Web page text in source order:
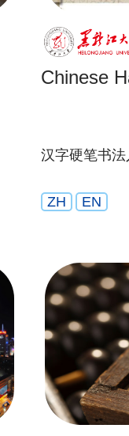
Chinese
汉字硬笔书法
ZH EN